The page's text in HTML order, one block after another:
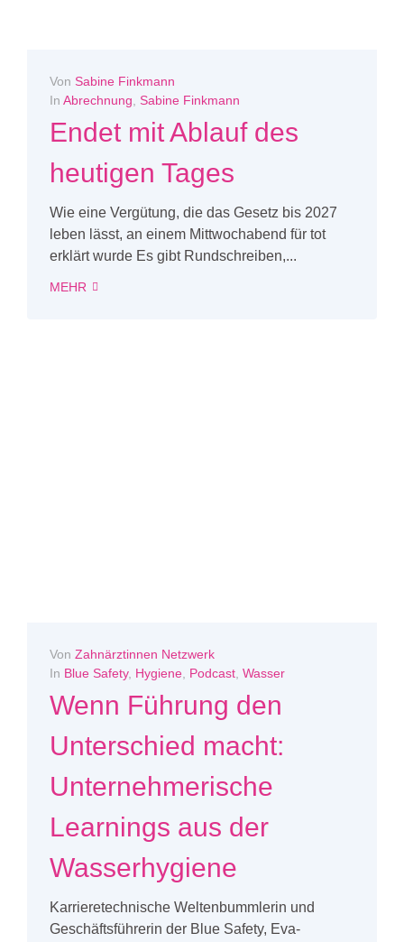
Von Sabine Finkmann
In Abrechnung Sabine Finkmann
Endet mit Ablauf des
heutigen Tages
Wie eine Vergütung, die das Gesetz bis 2027
leben lässt, an einem Mittwochabend für tot
erklärt wurde Es gibt Rundschreiben,...
MEHR
Von Zahnärztinnen Netzwerk
In Blue Safety, Hygiene, Podcast, Wasser
Wenn Führung den
Unterschied macht:
Unternehmerische
Learnings aus der
Wasserhygiene
Karrieretechnische Weltenbummlerin und
Geschäftsführerin der Blue Safety, Eva-